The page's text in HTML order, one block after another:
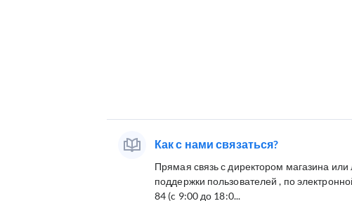
Как с нами связаться?
Прямая связь с директором магазина
поддержки пользователей , по
84 (c 9:00 до 18:0...